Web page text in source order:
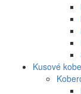
Kusové